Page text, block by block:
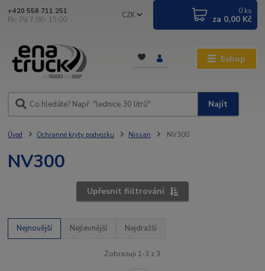
Eshop
CZK
Najít
+420 558 711 251
Po- Pá 7:00- 15:00
0 ks
za 0,00 Kč
Úvod Ochranné kryty podvozku Nissan NV300
NV300
Upřesnit fiiltrování
Nejnovější Nejlevnější Nejdražší
Zobrazuji 1-3 z 3